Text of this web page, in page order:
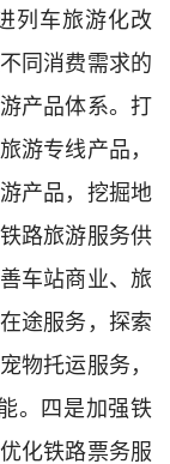
列车旅游化改
同消费需求的
产品体系。打
游专线产品，
产品，挖掘地
路旅游服务供
车站商业、旅
途服务，探索
物托运服务，
。四是加强铁
化铁路票务服